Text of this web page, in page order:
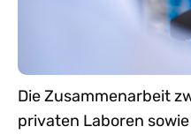
Die Zusammenarbeit
privaten Laboren